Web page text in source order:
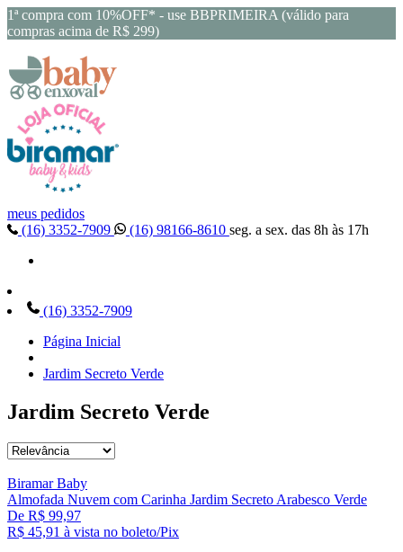
1ª compra com 10%OFF* - use BBPRIMEIRA (válido para
compras acima de R$ 299)
meus pedidos
(16) 3352-7909
(16) 98166-8610 seg. a sex. das 8h às 17h
(16) 3352-7909
Página Inicial
Jardim Secreto Verde
Jardim Secreto Verde
Biramar Baby
Almofada Nuvem com Carinha Jardim Secreto Arabesco Verde
De R$ 99,97
R$ 45,91 à vista no boleto/Pix